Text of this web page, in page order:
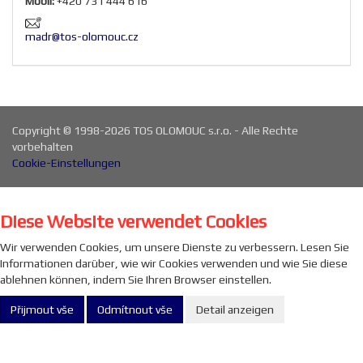
madr@tos-olomouc.cz
Copyright © 1998-2026 TOS OLOMOUC s.r.o. - Alle Rechte
vorbehalten
Cookie-Einstellungen
Diese Website verwendet Cookies
Wir verwenden Cookies, um unsere Dienste zu verbessern. Lesen Sie
Informationen darüber, wie wir Cookies verwenden und wie Sie diese
ablehnen können, indem Sie Ihren Browser einstellen.
Přijmout vše Odmítnout vše Detail anzeigen